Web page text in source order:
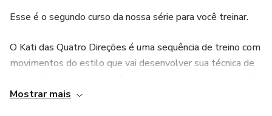
Esse é o segundo curso da nossa série para você treinar.
O Kati das Quatro Direções é uma sequência de treino com
movimentos do estilo que vai desenvolver sua técnica de
Além disso, essa é uma técnica básica para compreender
Mostrar mais